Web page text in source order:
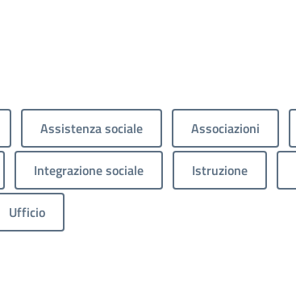
Assistenza sociale Associazioni
Integrazione sociale Istruzione
Ufficio